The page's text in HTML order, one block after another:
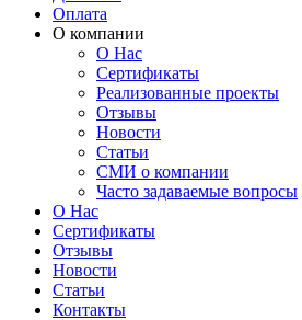
Оплата
О компании
О Нас
Сертификаты
Реализованные проекты
Отзывы
Новости
Статьи
СМИ о компании
Часто задаваемые вопросы
О Нас
Сертификаты
Отзывы
Новости
Статьи
Контакты